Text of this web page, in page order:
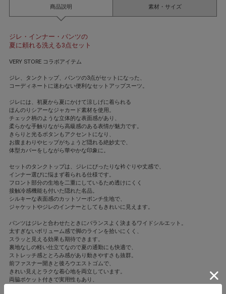
商品説明
ジレ・インナー・パンツの
夏に頼れる洗える3点セット
VERY STORE コラボアイテム
ジレ、タンクトップ、パンツの3点がセットになった、
コーディネートに迷わない便利なセットアップスーツ。
ジレには、初夏から夏にかけて涼しげに着られる
ほんのりシアーなジャカード素材を使用。
チェック柄のような立体的な表面感があり、
柔らかな手触りながら高級感のある表情が魅力です。
きらりと光るボタンもアクセントになり、
お腹まわりやヒップがちょうど隠れる絶妙丈で、
体型カバーをしながら華やかな印象に。
セットのタンクトップは、ジレにぴったりな衿ぐりや丈感で、
インナー選びに悩まず着られる仕様です。
フロント部分の生地を二重にしているため透けにくく
接触冷感機能も付いた隠れた名品。
シルキーな表面感のカットソーポンチ生地で、
ジャケットやジレのインナーとしてもきれいに見えます。
パンツはジレと合わせたときにバランスよく決まるワイドシルエット。
太すぎないボリューム感で脚のラインを拾いにくく、
スラッと見える効果も期待できます。
裏地なしの軽い仕立てなので夏の通勤にも快適で、
ストレッチ感ととろみ感があり動きやすさも抜群。
前ファスナー開きと後ろウエストゴムで、
きれい見えとラクな着心地を両立しています。
両脇ポケット付きで実用性もあり、
素材・サイズ